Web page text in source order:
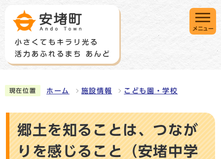
メニュー
現在位置 ホーム 施設情報 こども園・学校
郷土を知ることは、つなが
りを感じること（安堵中学